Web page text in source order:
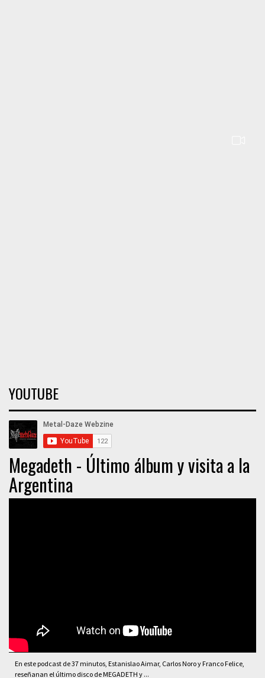
YOUTUBE
Megadeth - Último álbum y visita a la
Argentina
En este podcast de 37 minutos, Estanislao Aimar, Carlos Noro y Franco Felice,
reseñanan el último disco de MEGADETH y ...